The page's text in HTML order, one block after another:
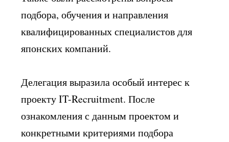
подбора, обучения и направления
квалифицированных специалистов для
японских компаний.
Делегация выразила особый интерес к
проекту IT-Recruitment. После
ознакомления с данным проектом и
конкретными критериями подбора